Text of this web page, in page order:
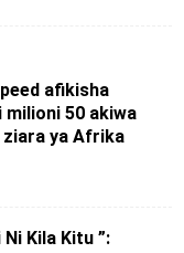
afikisha
milioni 50 akiwa
ziara ya Afrika
Ni Kila Kitu ”: